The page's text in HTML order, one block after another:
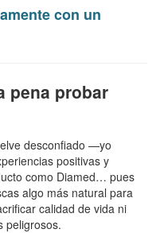
con un
pena probar
desconfiado —yo
positivas y
como Diamed… pues
algo más natural para
calidad de vida ni
peligrosos.